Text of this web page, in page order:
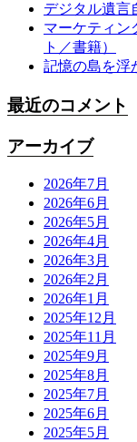
デジタル遺言
マーケティン
ト／書籍）
記憶の島を浮
最近のコメント
アーカイブ
2026年7月
2026年6月
2026年5月
2026年4月
2026年3月
2026年2月
2026年1月
2025年12月
2025年11月
2025年9月
2025年8月
2025年7月
2025年6月
2025年5月